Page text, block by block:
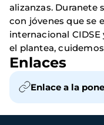
alizanzas. Duranete
con jóvenes que se
internacional
el plantea,
Enlaces
Enlace a la